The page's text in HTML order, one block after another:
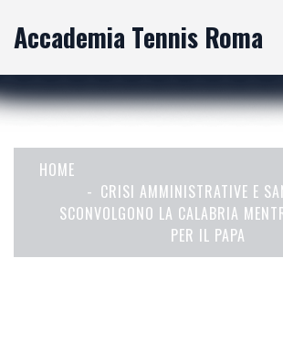
Accademia Tennis Roma
HOME
CRISI AMMINISTRATIVE E
SCONVOLGONO LA CALABRIA
PER IL PAPA